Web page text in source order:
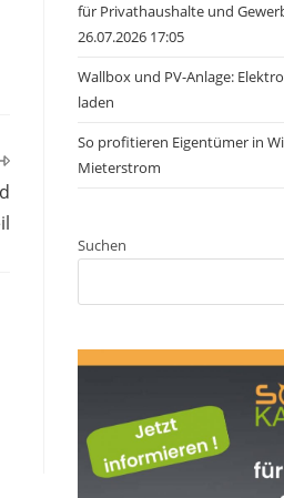
für Privathaushalte und
26.07.2026 17:05
Wallbox und PV-Anlage:
laden
So profitieren Eigentümer in
Mieterstrom
Suchen